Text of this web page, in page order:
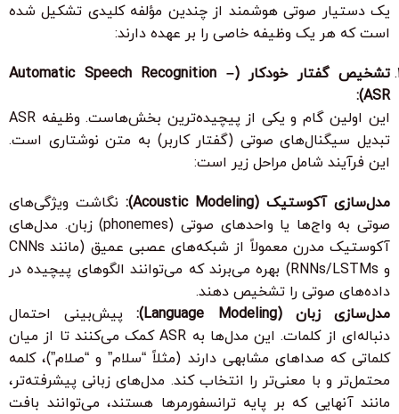
یک دستیار صوتی هوشمند از چندین مؤلفه کلیدی تشکیل شده
است که هر یک وظیفه خاصی را بر عهده دارند:
تشخیص گفتار خودکار (Automatic Speech Recognition –
ASR):
این اولین گام و یکی از پیچیده‌ترین بخش‌هاست. وظیفه ASR
تبدیل سیگنال‌های صوتی (گفتار کاربر) به متن نوشتاری است.
این فرآیند شامل مراحل زیر است:
مدل‌سازی آکوستیک (Acoustic Modeling):
نگاشت ویژگی‌های
صوتی به واج‌ها یا واحدهای صوتی (phonemes) زبان. مدل‌های
آکوستیک مدرن معمولاً از شبکه‌های عصبی عمیق (مانند CNNs
و RNNs/LSTMs) بهره می‌برند که می‌توانند الگوهای پیچیده در
داده‌های صوتی را تشخیص دهند.
مدل‌سازی زبان (Language Modeling):
پیش‌بینی احتمال
دنباله‌ای از کلمات. این مدل‌ها به ASR کمک می‌کنند تا از میان
کلماتی که صداهای مشابهی دارند (مثلاً “سلام” و “صلام”)، کلمه
محتمل‌تر و با معنی‌تر را انتخاب کند. مدل‌های زبانی پیشرفته‌تر،
مانند آنهایی که بر پایه ترانسفورمرها هستند، می‌توانند بافت